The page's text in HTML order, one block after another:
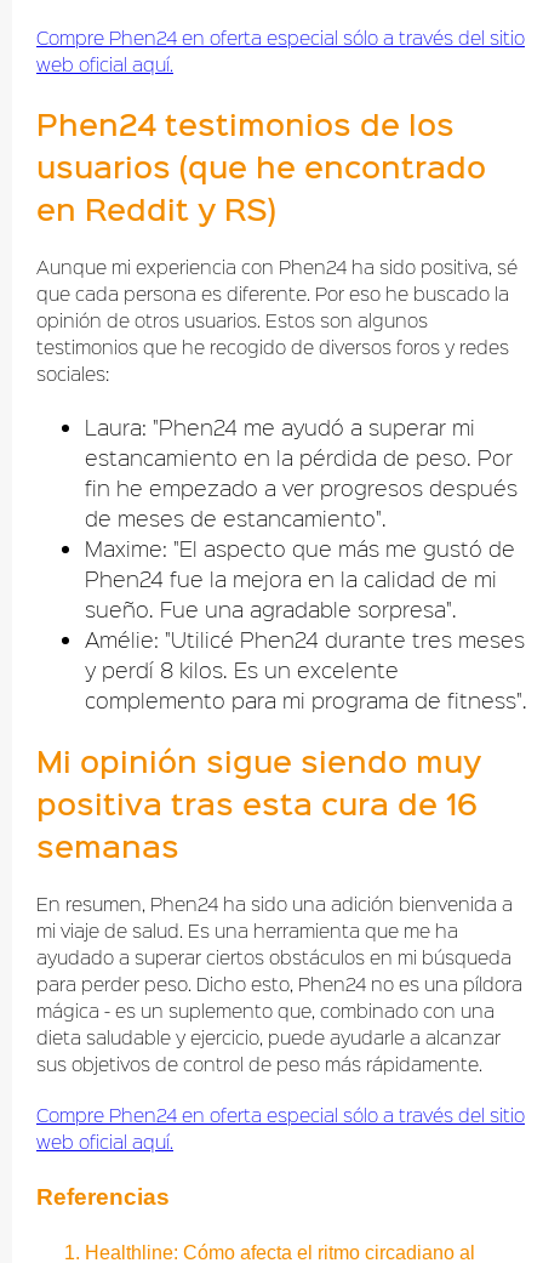
Compre Phen24 en oferta especial sólo a través del sitio
web oficial aquí.
Phen24 testimonios de los
usuarios (que he encontrado
en Reddit y RS)
Aunque mi experiencia con Phen24 ha sido positiva, sé
que cada persona es diferente. Por eso he buscado la
opinión de otros usuarios. Estos son algunos
testimonios que he recogido de diversos foros y redes
sociales:
Laura: "Phen24 me ayudó a superar mi
estancamiento en la pérdida de peso. Por
fin he empezado a ver progresos después
de meses de estancamiento".
Maxime: "El aspecto que más me gustó de
Phen24 fue la mejora en la calidad de mi
sueño. Fue una agradable sorpresa".
Amélie: "Utilicé Phen24 durante tres meses
y perdí 8 kilos. Es un excelente
complemento para mi programa de fitness".
Mi opinión sigue siendo muy
positiva tras esta cura de 16
semanas
En resumen, Phen24 ha sido una adición bienvenida a
mi viaje de salud. Es una herramienta que me ha
ayudado a superar ciertos obstáculos en mi búsqueda
para perder peso. Dicho esto, Phen24 no es una píldora
mágica - es un suplemento que, combinado con una
dieta saludable y ejercicio, puede ayudarle a alcanzar
sus objetivos de control de peso más rápidamente.
Compre Phen24 en oferta especial sólo a través del sitio
web oficial aquí.
Referencias
Healthline: Cómo afecta el ritmo circadiano al